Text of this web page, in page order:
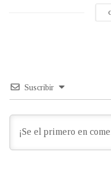
Suscribir